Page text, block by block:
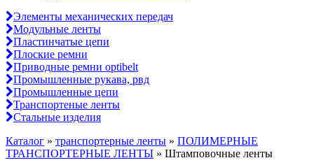
Элементы механических передач
Модульные ленты
Пластинчатые цепи
Плоские ремни
Приводные ремни optibelt
Промышленные рукава, рвд
Промышленные цепи
Транспортеные ленты
Стальные изделия
Каталог » транспортерные ленты » ПОЛИМЕРНЫЕ
ТРАНСПОРТЕРНЫЕ ЛЕНТЫ » Штамповочные ленты